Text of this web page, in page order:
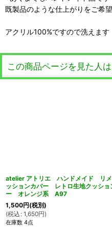
既製品のような仕上がりをご希
アクリル100%ですので洗えます
この商品ページを見た人
atelier アトリエ ハンドメイド リメ
ッションカバー レトロ生地クッショ
ー オレンジ系 A97
1,500円(税別)
(税込 : 1,650円)
在庫数 4点